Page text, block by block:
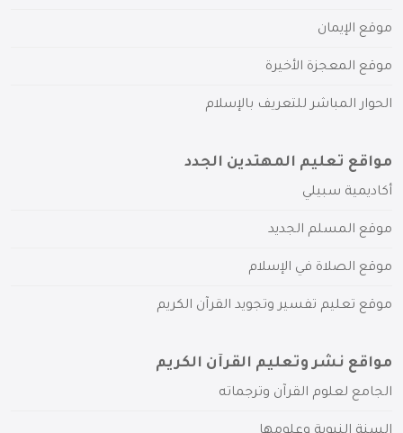
موقع الإيمان
موقع المعجزة الأخيرة
الحوار المباشر للتعريف بالإسلام
مواقع تعليم المهتدين الجدد
أكاديمية سبيلي
موقع المسلم الجديد
موقع الصلاة في الإسلام
موقع تعليم تفسير وتجويد القرآن الكريم
مواقع نشر وتعليم القرآن الكريم
الجامع لعلوم القرآن وترجماته